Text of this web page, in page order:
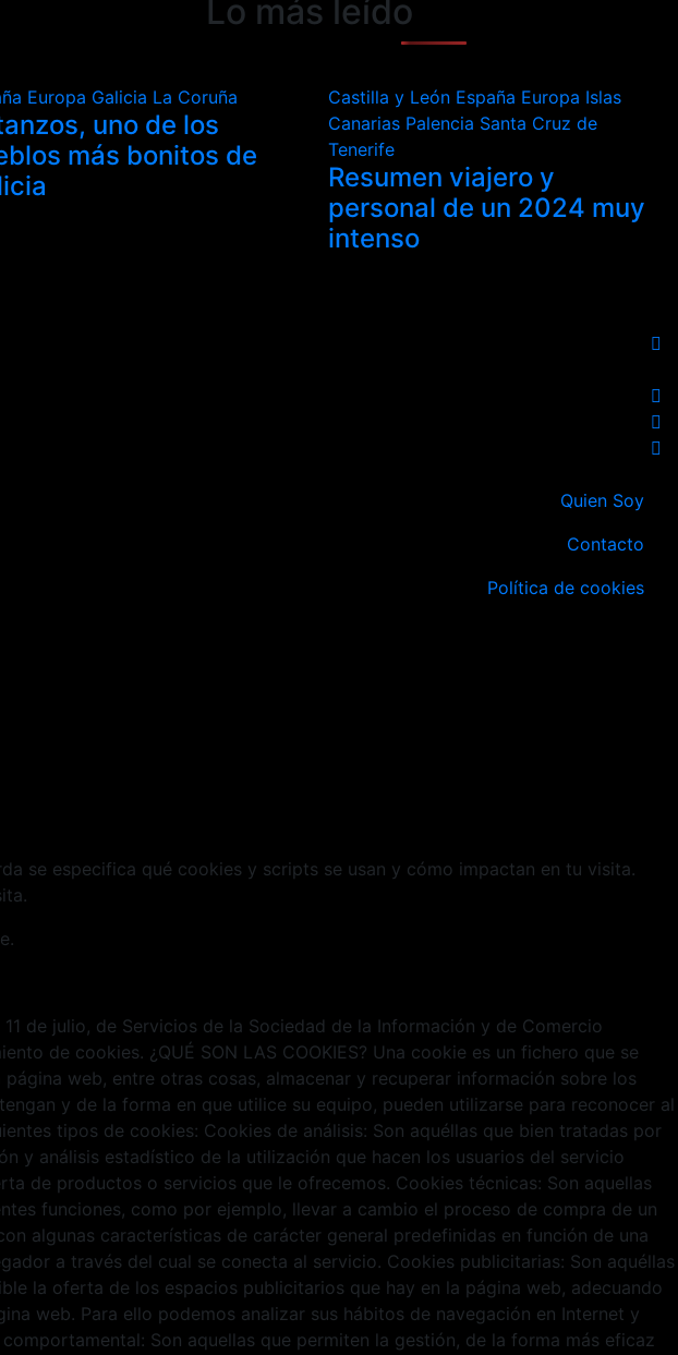
Lo más leído
Europa Galicia La Coruña
uno de los
más bonitos de
Castilla y León España Europa Islas
Canarias Palencia Santa Cruz de
Tenerife
Resumen viajero y
personal de un 2024 muy
intenso
Quien Soy
Contacto
Política de cookies
se especifica qué cookies y scripts se usan y cómo impactan en tu visita.
de julio, de Servicios de la Sociedad de la Información y de Comercio
de cookies. ¿QUÉ SON LAS COOKIES? Una cookie es un fichero que se
web, entre otras cosas, almacenar y recuperar información sobre los
y de la forma en que utilice su equipo, pueden utilizarse para reconocer al
tipos de cookies: Cookies de análisis: Son aquéllas que bien tratadas por
y análisis estadístico de la utilización que hacen los usuarios del servicio
de productos o servicios que le ofrecemos. Cookies técnicas: Son aquellas
funciones, como por ejemplo, llevar a cambio el proceso de compra de un
algunas características de carácter general predefinidas en función de una
a través del cual se conecta al servicio. Cookies publicitarias: Son aquéllas
la oferta de los espacios publicitarios que hay en la página web, adecuando
web. Para ello podemos analizar sus hábitos de navegación en Internet y
Son aquellas que permiten la gestión, de la forma más eficaz